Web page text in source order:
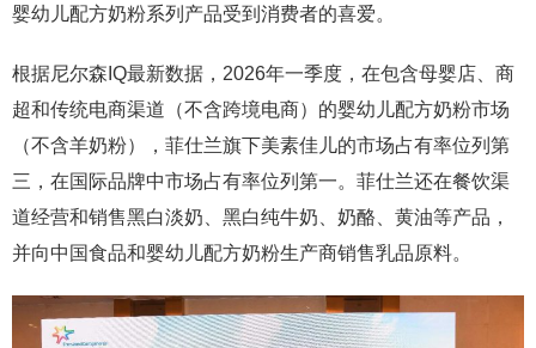
婴幼儿配方奶粉系列产品受到消费者的喜爱。
根据尼尔森IQ最新数据，2026年一季度，在包含母婴店、商
超和传统电商渠道（不含跨境电商）的婴幼儿配方奶粉市场
（不含羊奶粉），菲仕兰旗下美素佳儿的市场占有率位列第
三，在国际品牌中市场占有率位列第一。菲仕兰还在餐饮渠
道经营和销售黑白淡奶、黑白纯牛奶、奶酪、黄油等产品，
并向中国食品和婴幼儿配方奶粉生产商销售乳品原料。